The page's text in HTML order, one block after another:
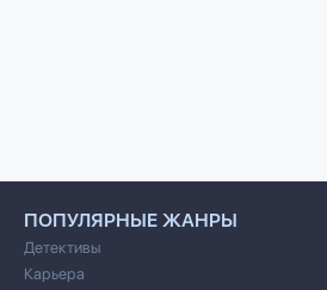
ПОПУЛЯРНЫЕ ЖАНРЫ
Детективы
Карьера